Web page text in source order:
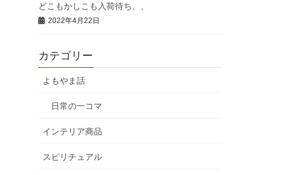
どこもかしこも入荷待ち、、
2022年4月22日
カテゴリー
よもやま話
日常の一コマ
インテリア商品
スピリチュアル